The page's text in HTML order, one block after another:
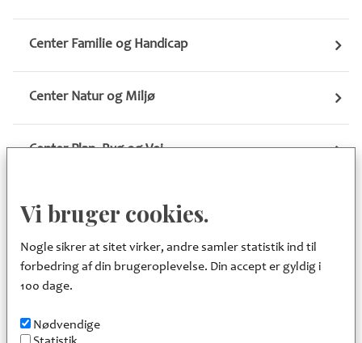
Center Familie og Handicap
Center Natur og Miljø
Center Plan, Byg og Vej
Center Pleje og Omsorg
Center Sundhed, Kultur og Fritid
Vi bruger cookies.
Nogle sikrer at sitet virker, andre samler statistik ind til
forbedring af din brugeroplevelse. Din accept er gyldig i
100 dage.
Nødvendige